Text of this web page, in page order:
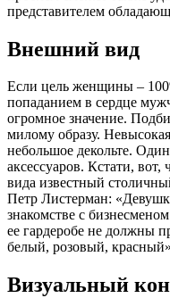
представителем
Внешний вид
Если цель женщины –
попаданием в сердце
огромное значение.
милому образу.
небольшое декольте.
аксессуаров. Кстати,
вида известный
Петр Листерман:
знакомстве с
ее гардеробе не должны
белый, розовый,
Визуальный